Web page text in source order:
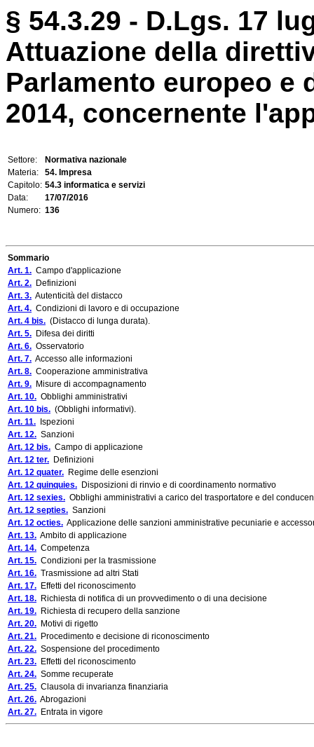
§ 54.3.29 - D.Lgs. 17
Attuazione della
Parlamento europeo e
2014, concernente
Settore:
Normativa nazionale
Materia:
54. Impresa
Capitolo: 54.3 informatica e servizi
Data:
17/07/2016
Numero: 136
Sommario
Art. 1. Campo d'applicazione
Art. 2. Definizioni
Art. 3. Autenticità del distacco
Art. 4. Condizioni di lavoro e di occupazione
Art. 4 bis. (Distacco di lunga durata).
Art. 5. Difesa dei diritti
Art. 6. Osservatorio
Art. 7. Accesso alle informazioni
Art. 8. Cooperazione amministrativa
Art. 9. Misure di accompagnamento
Art. 10. Obblighi amministrativi
Art. 10 bis. (Obblighi informativi).
Art. 11. Ispezioni
Art. 12. Sanzioni
Art. 12 bis. Campo di applicazione
Art. 12 ter. Definizioni
Art. 12 quater. Regime delle esenzioni
Art. 12 quinquies. Disposizioni di rinvio e di coordinamento normativo
Art. 12 sexies. Obblighi amministrativi a carico del trasportatore e del
Art. 12 septies. Sanzioni
Art. 12 octies. Applicazione delle sanzioni amministrative pecuniarie e
Art. 13. Ambito di applicazione
Art. 14. Competenza
Art. 15. Condizioni per la trasmissione
Art. 16. Trasmissione ad altri Stati
Art. 17. Effetti del riconoscimento
Art. 18. Richiesta di notifica di un provvedimento o di una decisione
Art. 19. Richiesta di recupero della sanzione
Art. 20. Motivi di rigetto
Art. 21. Procedimento e decisione di riconoscimento
Art. 22. Sospensione del procedimento
Art. 23. Effetti del riconoscimento
Art. 24. Somme recuperate
Art. 25. Clausola di invarianza finanziaria
Art. 26. Abrogazioni
Art. 27. Entrata in vigore